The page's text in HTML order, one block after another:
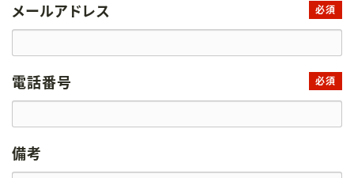
メールアドレス 必須
電話番号 必須
備考